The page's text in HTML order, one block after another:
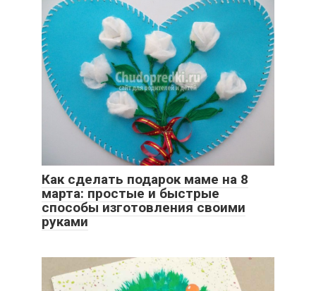
Как сделать подарок маме на 8
марта: простые и быстрые
способы изготовления своими
руками